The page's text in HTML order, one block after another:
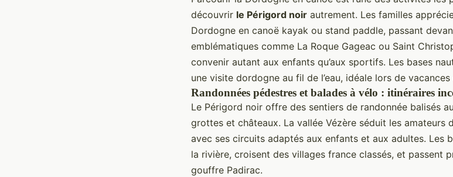
découvrir le Périgord noir autrement. Les familles
Dordogne en canoë kayak ou stand paddle, passant
emblématiques comme La Roque Gageac ou Saint
convenir autant aux enfants qu’aux sportifs. Les bases
une visite dordogne au fil de l’eau, idéale lors de
Randonnées pédestres et balades à vélo : itinéraires
Le Périgord noir offre des sentiers de randonnée balisés
grottes et châteaux. La vallée Vézère séduit les amateurs
avec ses circuits adaptés aux enfants et aux adultes. Les
la rivière, croisent des villages france classés, et passent
gouffre Padirac.